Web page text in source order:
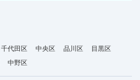
千代田区 中央区 品川区
目黒区
中野区